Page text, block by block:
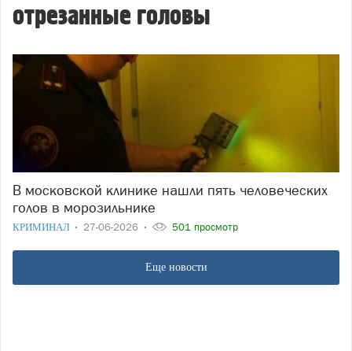
отрезанные головы
В московской клинике нашли пять человеческих
голов в морозильнике
КРИМИНАЛ 27-06-2026 501 просмотр
Еще новости